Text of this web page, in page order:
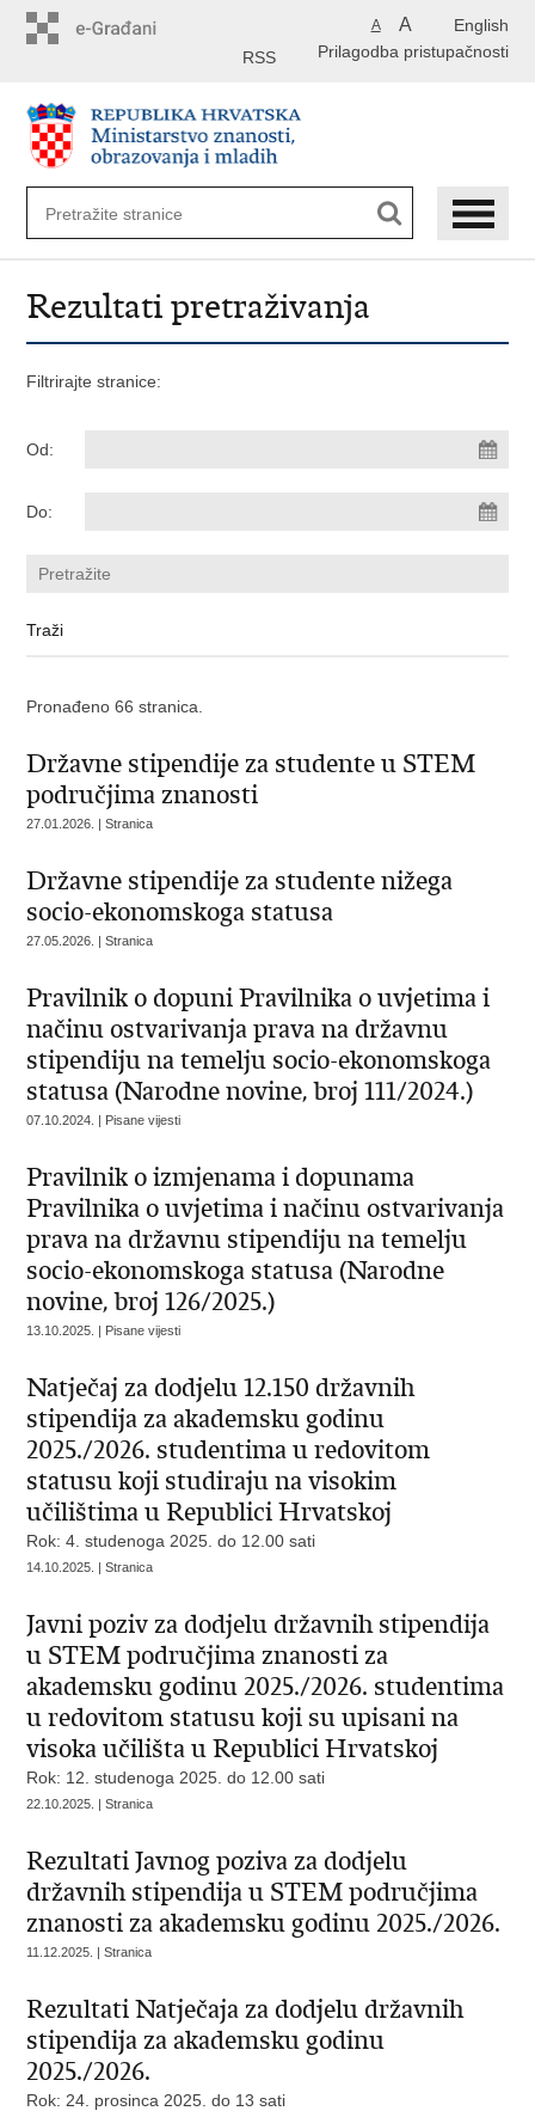
English
A A
Prilagodba pristupačnosti
RSS
Rezultati pretraživanja
Filtrirajte stranice:
Od:
Do:
Pronađeno 66 stranica.
Državne stipendije za studente u STEM
područjima znanosti
27.01.2026. | Stranica
Državne stipendije za studente nižega
socio-ekonomskoga statusa
27.05.2026. | Stranica
Pravilnik o dopuni Pravilnika o uvjetima i
načinu ostvarivanja prava na državnu
stipendiju na temelju socio-ekonomskoga
statusa (Narodne novine, broj 111/2024.)
07.10.2024. | Pisane vijesti
Pravilnik o izmjenama i dopunama
Pravilnika o uvjetima i načinu ostvarivanja
prava na državnu stipendiju na temelju
socio-ekonomskoga statusa (Narodne
novine, broj 126/2025.)
13.10.2025. | Pisane vijesti
Natječaj za dodjelu 12.150 državnih
stipendija za akademsku godinu
2025./2026. studentima u redovitom
statusu koji studiraju na visokim
učilištima u Republici Hrvatskoj
Rok: 4. studenoga 2025. do 12.00 sati
14.10.2025. | Stranica
Javni poziv za dodjelu državnih stipendija
u STEM područjima znanosti za
akademsku godinu 2025./2026. studentima
u redovitom statusu koji su upisani na
visoka učilišta u Republici Hrvatskoj
Rok: 12. studenoga 2025. do 12.00 sati
22.10.2025. | Stranica
Rezultati Javnog poziva za dodjelu
državnih stipendija u STEM područjima
znanosti za akademsku godinu 2025./2026.
11.12.2025. | Stranica
Rezultati Natječaja za dodjelu državnih
stipendija za akademsku godinu
2025./2026.
Rok: 24. prosinca 2025. do 13 sati